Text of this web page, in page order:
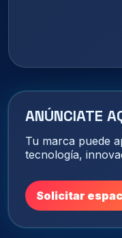
ANÚNCIATE
Tu marca puede
tecnología,
Solicitar